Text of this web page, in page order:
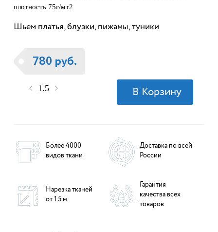
плотность 75г/мт2
Шьем платья, блузки, пижамы, туники
780 руб.
Более 4000
видов ткани
Доставка по всей
России
Нарезка тканей
от 1.5 м
Гарантия
качества всех
товаров